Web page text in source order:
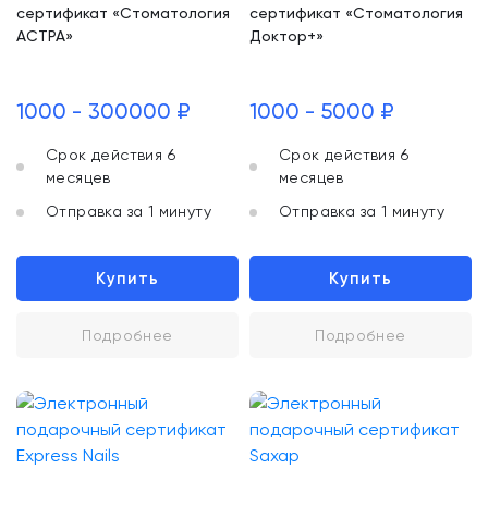
сертификат «Стоматология
АСТРА»
1000 - 300000 ₽
Срок действия 6
месяцев
Отправка за 1 минуту
Купить
Подробнее
сертификат «Стоматология
Доктор+»
1000 - 5000 ₽
Срок действия 6
месяцев
Отправка за 1 минуту
Купить
Подробнее